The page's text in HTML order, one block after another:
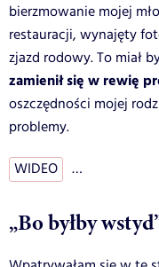
bierzmowanie mojej
restauracji, wynajęty
zjazd rodowy. To miał
zamienił się w rewię
oszczędności mojej
problemy.
WIDEO …
„Bo byłby